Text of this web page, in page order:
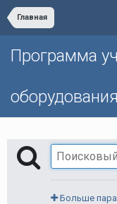
Главная
Программа
Больше